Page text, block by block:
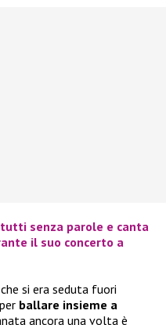
senza parole e canta
il suo concerto a
si era seduta fuori
ballare insieme a
ancora una volta è